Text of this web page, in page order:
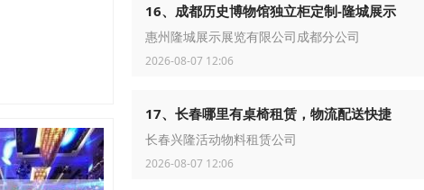
16、成都历史博物馆独立柜定制-隆城展示
惠州隆城展示展览有限公司成都分公司
2026-08-07 12:06
17、长春哪里有桌椅租赁，物流配送快捷
长春兴隆活动物料租赁公司
2026-08-07 12:06